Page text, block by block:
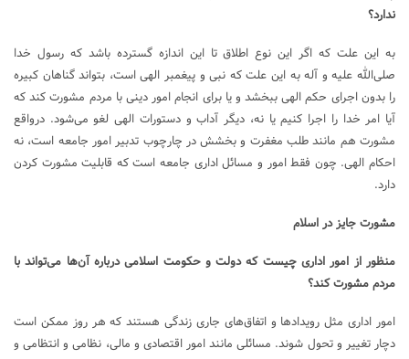
ندارد؟
به این علت که اگر این نوع اطلاق تا این اندازه گسترده باشد که رسول خدا
صلی‌الله علیه و آله به این علت که نبی و پیغمبر الهی است، بتواند گناهان کبیره
را بدون اجرای حکم الهی ببخشد و یا برای انجام امور دینی با مردم مشورت کند که
آیا امر خدا را اجرا کنیم یا نه، دیگر آداب و دستورات الهی لغو می‌شود. درواقع
مشورت هم مانند طلب مغفرت و بخشش در چارچوب تدبیر امور جامعه است، نه
احکام الهی. چون فقط امور و مسائل اداری جامعه است که قابلیت مشورت کردن
دارد.
مشورت جایز در اسلام
منظور از امور اداری چیست که دولت و حکومت اسلامی درباره آن‌ها می‌تواند با
مردم مشورت کند؟
امور اداری مثل رویدادها و اتفاق‌های جاری زندگی هستند که هر روز ممکن است
دچار تغییر و تحول شوند. مسائلی مانند امور اقتصادی و مالی، نظامی و انتظامی و